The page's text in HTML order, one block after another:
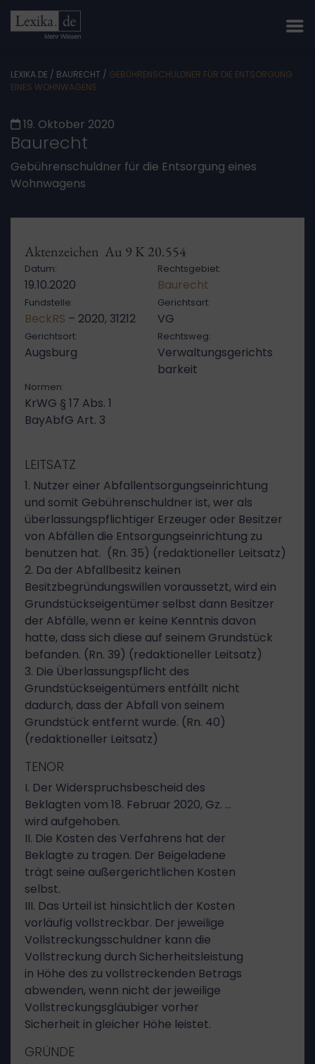
LEXIKA.DE / BAURECHT / GEBÜHRENSCHULDNER FÜR DIE ENTSORGUNG
EINES WOHNWAGENS
19. Oktober 2020
Baurecht
Gebührenschuldner für die Entsorgung eines
Wohnwagens
Aktenzeichen Au 9 K 20.554
Datum:
19.10.2020
Rechtsgebiet:
Baurecht
Fundstelle:
BeckRS – 2020, 31212
Gerichtsart:
VG
Gerichtsort:
Augsburg
Rechtsweg:
Verwaltungsgerichts
barkeit
Normen:
KrWG § 17 Abs. 1
BayAbfG Art. 3
LEITSATZ
1. Nutzer einer Abfallentsorgungseinrichtung
und somit Gebührenschuldner ist, wer als
überlassungspflichtiger Erzeuger oder Besitzer
von Abfällen die Entsorgungseinrichtung zu
benutzen hat. (Rn. 35) (redaktioneller Leitsatz)
2. Da der Abfallbesitz keinen
Besitzbegründungswillen voraussetzt, wird ein
Grundstückseigentümer selbst dann Besitzer
der Abfälle, wenn er keine Kenntnis davon
hatte, dass sich diese auf seinem Grundstück
befanden. (Rn. 39) (redaktioneller Leitsatz)
3. Die Überlassungspflicht des
Grundstückseigentümers entfällt nicht
dadurch, dass der Abfall von seinem
Grundstück entfernt wurde. (Rn. 40)
(redaktioneller Leitsatz)
TENOR
I. Der Widerspruchsbescheid des
Beklagten vom 18. Februar 2020, Gz. …
wird aufgehoben.
II. Die Kosten des Verfahrens hat der
Beklagte zu tragen. Der Beigeladene
trägt seine außergerichtlichen Kosten
selbst.
III. Das Urteil ist hinsichtlich der Kosten
vorläufig vollstreckbar. Der jeweilige
Vollstreckungsschuldner kann die
Vollstreckung durch Sicherheitsleistung
in Höhe des zu vollstreckenden Betrags
abwenden, wenn nicht der jeweilige
Vollstreckungsgläubiger vorher
Sicherheit in gleicher Höhe leistet.
GRÜNDE